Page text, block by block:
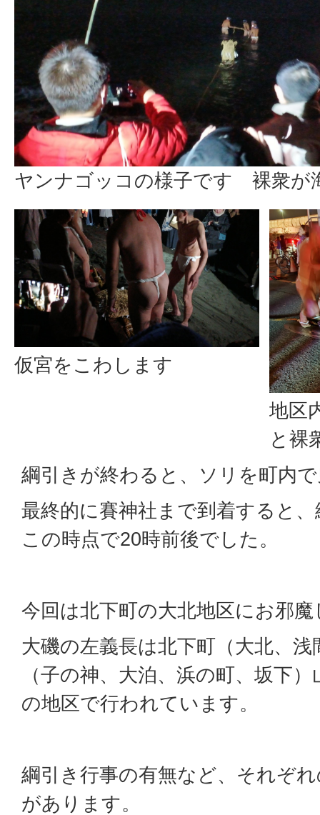
ヤンナゴッコの様子です 裸衆が
仮宮をこわします
地区
と裸
綱引きが終わると、ソリを町内
最終的に賽神社まで到着すると
この時点で20時前後でした。
今回は北下町の大北地区にお邪
大磯の左義長は北下町（大北、浅
（子の神、大泊、浜の町、坂下
の地区で行われています。
綱引き行事の有無など、それぞ
があります。